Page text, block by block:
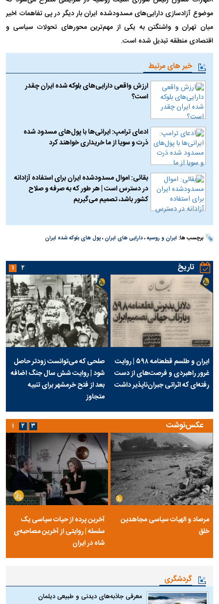
موضوع آزادسازی دارایی‌های مسدودشده ایران بار دیگر در پی تفاهمات اخیر
میان تهران و واشنگتن به یکی از مهم‌ترین محور‌های تحولات سیاسی و
اقتصادی منطقه تبدیل شده است.
خبر های مرتبط
ارزش واقعی دارایی‌های بلوکه شده ایران چقدر
است؟
ادعای ترامپ: ایرانی‌ها با پول‌های مسدود شده
ذرت و سویا از ما خریداری خواهند کرد
بقائی: اموال مسدودشده ایران برای استفاده آزادانه
در دسترس است | هر طور که به صرفه و صلاح
کشور باشد، تصمیم می‌گیریم
برچسب ها: ایران و روسیه،دارایی های ایران،پول های بلوکه شده ایران
تاریخ
ایران و طلسم قطعنامه ۵۹۸ | روایت
غرور راهبردی و فرصت‌های از دست
رفته‌ای که اثراتی جبران‌ناپذیر داشت
صلحی که می‌توانست زودتر حاصل
شود | روایت شش سال جنگ اضافه
بعد از فتح خرمشهر برای تنبیه
متجاوز
۱ ۲
عکس‌نوشت
مرصاد و الهیات سیاسی مجاهدین
خلق
آخرین پرده از حیات سیاسی یک
سلسله | روایتی از آخرین مصاحبه‌ی
شاه در ایران
۱ ۲ ۳
گردشگری
معرفی جاذبه‌های دیدنی و طبیعی دیلمان